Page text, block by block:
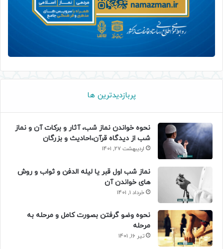
پربازدیدترین ها
نحوه خواندن نماز شب، آثار و برکات آن و نماز
شب از دیدگاه قرآن،احادیث و بزرگان
اردیبهشت 27, 1401
نماز شب اول قبر یا لیله الدفن و ثواب و روش
های خواندن آن
خرداد 1, 1401
نحوه وضو گرفتن بصورت کامل و مرحله به
مرحله
تیر 16, 1401